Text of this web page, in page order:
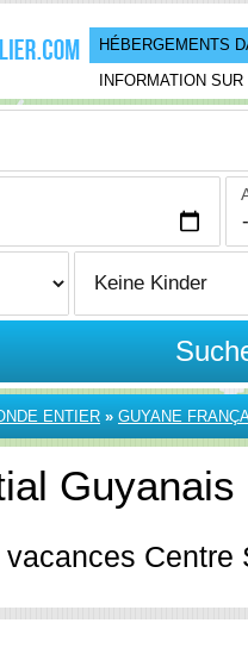
HÉBERGEMENTS
INFORMATION
ENTIER » GUYANE
Guyanais
Centre